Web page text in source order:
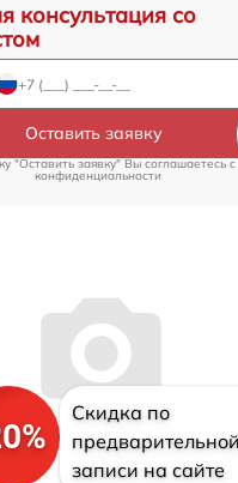
консультация со
Оставить заявку
"Оставить заявку" Вы соглашаетесь c
конфиденциальности
Скидка по
предварительной
записи на сайте